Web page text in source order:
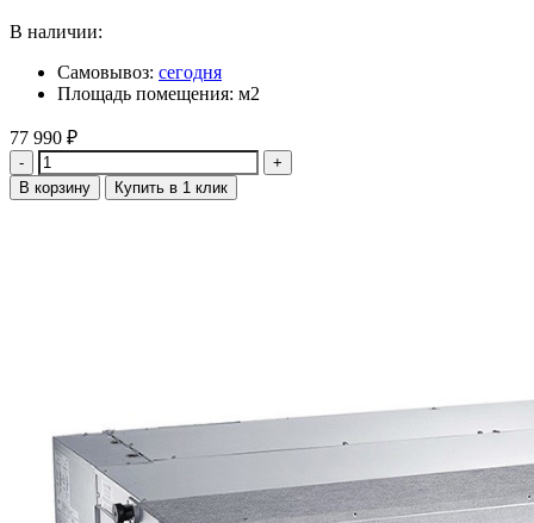
В наличии:
Самовывоз: сегодня
Площадь помещения: м2
77 990 ₽
Количество
В корзину Купить в 1 клик